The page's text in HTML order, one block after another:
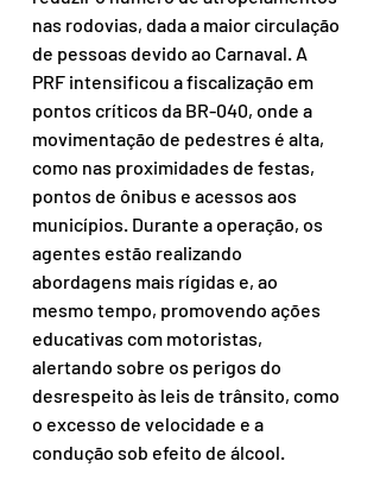
nas rodovias, dada a maior circulação
de pessoas devido ao Carnaval. A
PRF intensificou a fiscalização em
pontos críticos da BR-040, onde a
movimentação de pedestres é alta,
como nas proximidades de festas,
pontos de ônibus e acessos aos
municípios. Durante a operação, os
agentes estão realizando
abordagens mais rígidas e, ao
mesmo tempo, promovendo ações
educativas com motoristas,
alertando sobre os perigos do
desrespeito às leis de trânsito, como
o excesso de velocidade e a
condução sob efeito de álcool.